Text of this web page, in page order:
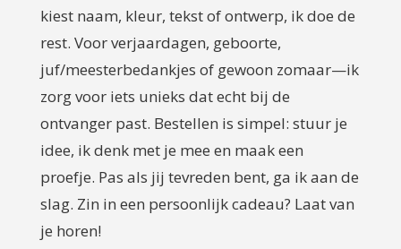
kiest naam, kleur, tekst of ontwerp, ik doe de
rest. Voor verjaardagen, geboorte,
juf/meesterbedankjes of gewoon zomaar—ik
zorg voor iets unieks dat echt bij de
ontvanger past. Bestellen is simpel: stuur je
idee, ik denk met je mee en maak een
proefje. Pas als jij tevreden bent, ga ik aan de
slag. Zin in een persoonlijk cadeau? Laat van
je horen!